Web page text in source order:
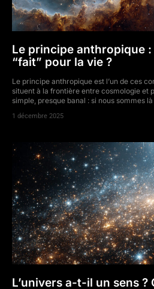
Le principe anthropique :
“fait” pour la vie ?
Le principe anthropique est l’un de ces
situent à la frontière entre cosmologie et
simple, presque banal : si nous sommes
1 décembre 2025
L’univers a-t-il un sens ?